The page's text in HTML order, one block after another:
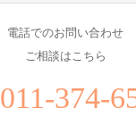
電話でのお問い合わせ
ご相談はこちら
011-374-